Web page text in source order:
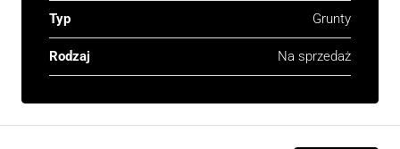
Typ Grunty
Rodzaj Na sprzedaż